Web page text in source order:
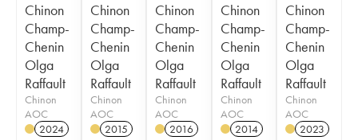
Chinon
Champ-
Chenin
Olga
Raffault
Chinon
AOC
2024
Chinon
Champ-
Chenin
Olga
Raffault
Chinon
AOC
2015
Chinon
Champ-
Chenin
Olga
Raffault
Chinon
AOC
2016
Chinon
Champ-
Chenin
Olga
Raffault
Chinon
AOC
2014
Chinon
Champ-
Chenin
Olga
Raffault
Chinon
AOC
2023